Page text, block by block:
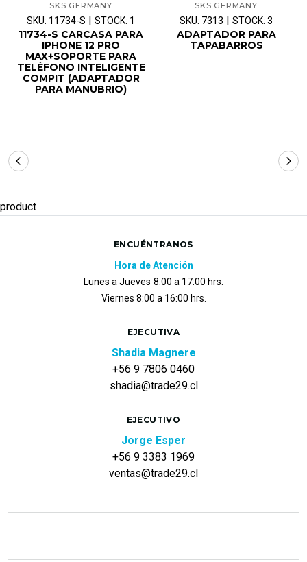
SKS GERMANY
SKU: 11734-S STOCK: 1
11734-S CARCASA PARA
IPHONE 12 PRO
MAX+SOPORTE PARA
TELÉFONO INTELIGENTE
COMPIT (ADAPTADOR
PARA MANUBRIO)
SKS GERMANY
SKU: 7313 STOCK: 3
ADAPTADOR PARA
TAPABARROS
product
ENCUÉNTRANOS
Hora de Atención
Lunes a Jueves 8:00 a 17:00 hrs.
Viernes 8:00 a 16:00 hrs.
EJECUTIVA
Shadia Magnere
+56 9 7806 0460
shadia@trade29.cl
EJECUTIVO
Jorge Esper
+56 9 3383 1969
ventas@trade29.cl